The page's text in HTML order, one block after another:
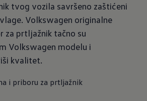
tvog vozila savršeno zaštićeni
Volkswagen originalne
za prtljažnik tačno su
Volkswagen modelu i
kvalitet.
i priboru za prtljažnik